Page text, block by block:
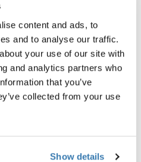
content and ads, to
and to analyse our traffic.
your use of our site with
and analytics partners who
that you’ve
collected from your use
Show details